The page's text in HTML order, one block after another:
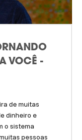
VOCÊ -
de muitas
dinheiro e
o sistema
pessoas